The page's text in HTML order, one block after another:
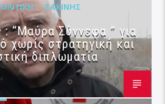
ΣΑΧΊΝΗΣ
“Μαύρα Σύννεφα ” για
χωρίς στρατηγική και
διπλωματία